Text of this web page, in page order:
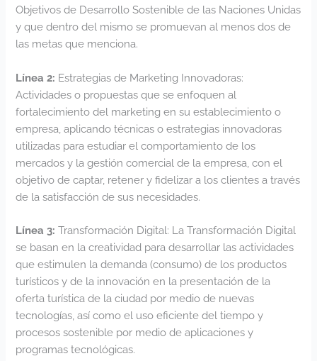
Objetivos de Desarrollo Sostenible de las Naciones Unidas
y que dentro del mismo se promuevan al menos dos de
las metas que menciona.
Línea 2: Estrategias de Marketing Innovadoras:
Actividades o propuestas que se enfoquen al
fortalecimiento del marketing en su establecimiento o
empresa, aplicando técnicas o estrategias innovadoras
utilizadas para estudiar el comportamiento de los
mercados y la gestión comercial de la empresa, con el
objetivo de captar, retener y fidelizar a los clientes a través
de la satisfacción de sus necesidades.
Línea 3: Transformación Digital: La Transformación Digital
se basan en la creatividad para desarrollar las actividades
que estimulen la demanda (consumo) de los productos
turísticos y de la innovación en la presentación de la
oferta turística de la ciudad por medio de nuevas
tecnologías, así como el uso eficiente del tiempo y
procesos sostenible por medio de aplicaciones y
programas tecnológicas.